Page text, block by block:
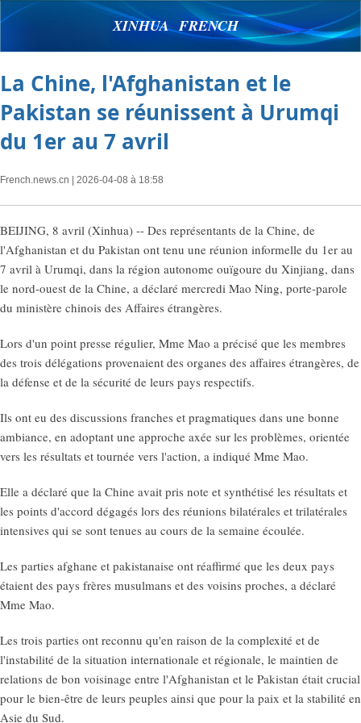
XINHUA FRENCH
La Chine, l'Afghanistan et le
Pakistan se réunissent à Urumqi
du 1er au 7 avril
French.news.cn | 2026-04-08 à 18:58
BEIJING, 8 avril (Xinhua) -- Des représentants de la Chine, de
l'Afghanistan et du Pakistan ont tenu une réunion informelle du 1er au
7 avril à Urumqi, dans la région autonome ouïgoure du Xinjiang, dans
le nord-ouest de la Chine, a déclaré mercredi Mao Ning, porte-parole
du ministère chinois des Affaires étrangères.
Lors d'un point presse régulier, Mme Mao a précisé que les membres
des trois délégations provenaient des organes des affaires étrangères, de
la défense et de la sécurité de leurs pays respectifs.
Ils ont eu des discussions franches et pragmatiques dans une bonne
ambiance, en adoptant une approche axée sur les problèmes, orientée
vers les résultats et tournée vers l'action, a indiqué Mme Mao.
Elle a déclaré que la Chine avait pris note et synthétisé les résultats et
les points d'accord dégagés lors des réunions bilatérales et trilatérales
intensives qui se sont tenues au cours de la semaine écoulée.
Les parties afghane et pakistanaise ont réaffirmé que les deux pays
étaient des pays frères musulmans et des voisins proches, a déclaré
Mme Mao.
Les trois parties ont reconnu qu'en raison de la complexité et de
l'instabilité de la situation internationale et régionale, le maintien de
relations de bon voisinage entre l'Afghanistan et le Pakistan était crucial
pour le bien-être de leurs peuples ainsi que pour la paix et la stabilité en
Asie du Sud.